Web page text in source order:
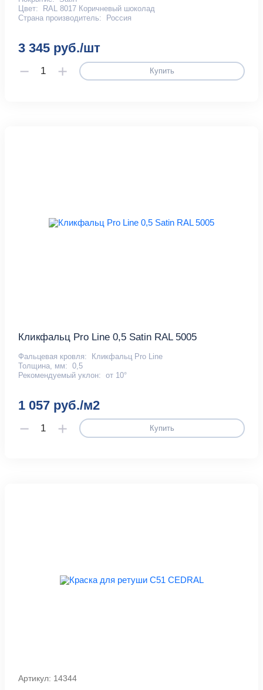
Цвет:
RAL 8017 Коричневый шоколад
Страна производитель:
Россия
3 345 руб./шт
Купить
Кликфальц Pro Line 0,5 Satin RAL 5005
Фальцевая кровля:
Кликфальц Pro Line
Толщина, мм: 0,5
Рекомендуемый уклон: от 10°
1 057 руб./м2
Купить
Артикул: 14344